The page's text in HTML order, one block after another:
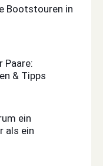
Bootstouren in
Paare:
& Tipps
ein
als ein